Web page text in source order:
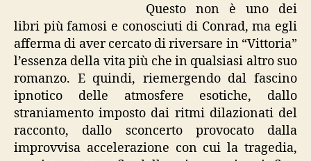
Questo non è uno dei
libri più famosi e conosciuti di Conrad, ma egli
afferma di aver cercato di riversare in “Vittoria”
l’essenza della vita più che in qualsiasi altro suo
romanzo. E quindi, riemergendo dal fascino
ipnotico delle atmosfere esotiche, dallo
straniamento imposto dai ritmi dilazionati del
racconto, dallo sconcerto provocato dalla
improvvisa accelerazione con cui la tragedia,